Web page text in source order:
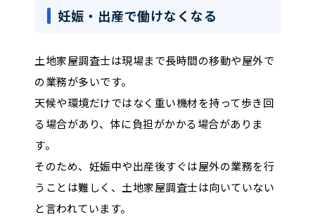
妊娠・出産で働けなくなる
土地家屋調査士は現場まで長時間の移動や屋外で
の業務が多いです。
天候や環境だけではなく重い機材を持って歩き回
る場合があり、体に負担がかかる場合がありま
す。
そのため、妊娠中や出産後すぐは屋外の業務を行
うことは難しく、土地家屋調査士は向いていない
と言われています。